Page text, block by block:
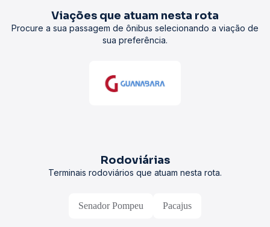
Viações que atuam nesta rota
Procure a sua passagem de ônibus selecionando a viação de
sua preferência.
Rodoviárias
Terminais rodoviários que atuam nesta rota.
Senador Pompeu Pacajus